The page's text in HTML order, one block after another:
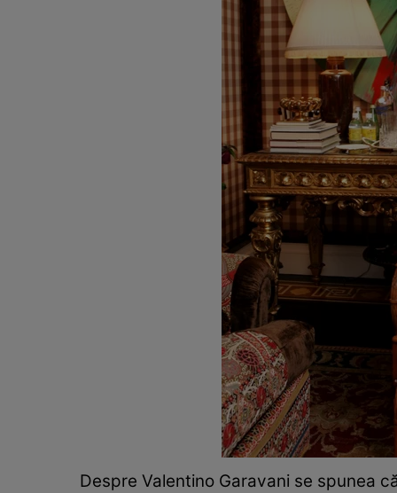
Despre Valentino Garavani se spunea